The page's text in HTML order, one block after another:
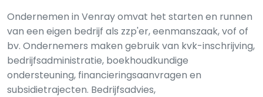
Ondernemen in Venray omvat het starten en runnen
van een eigen bedrijf als zzp'er, eenmanszaak, vof of
bv. Ondernemers maken gebruik van kvk-inschrijving,
bedrijfsadministratie, boekhoudkundige
ondersteuning, financieringsaanvragen en
subsidietrajecten. Bedrijfsadvies,